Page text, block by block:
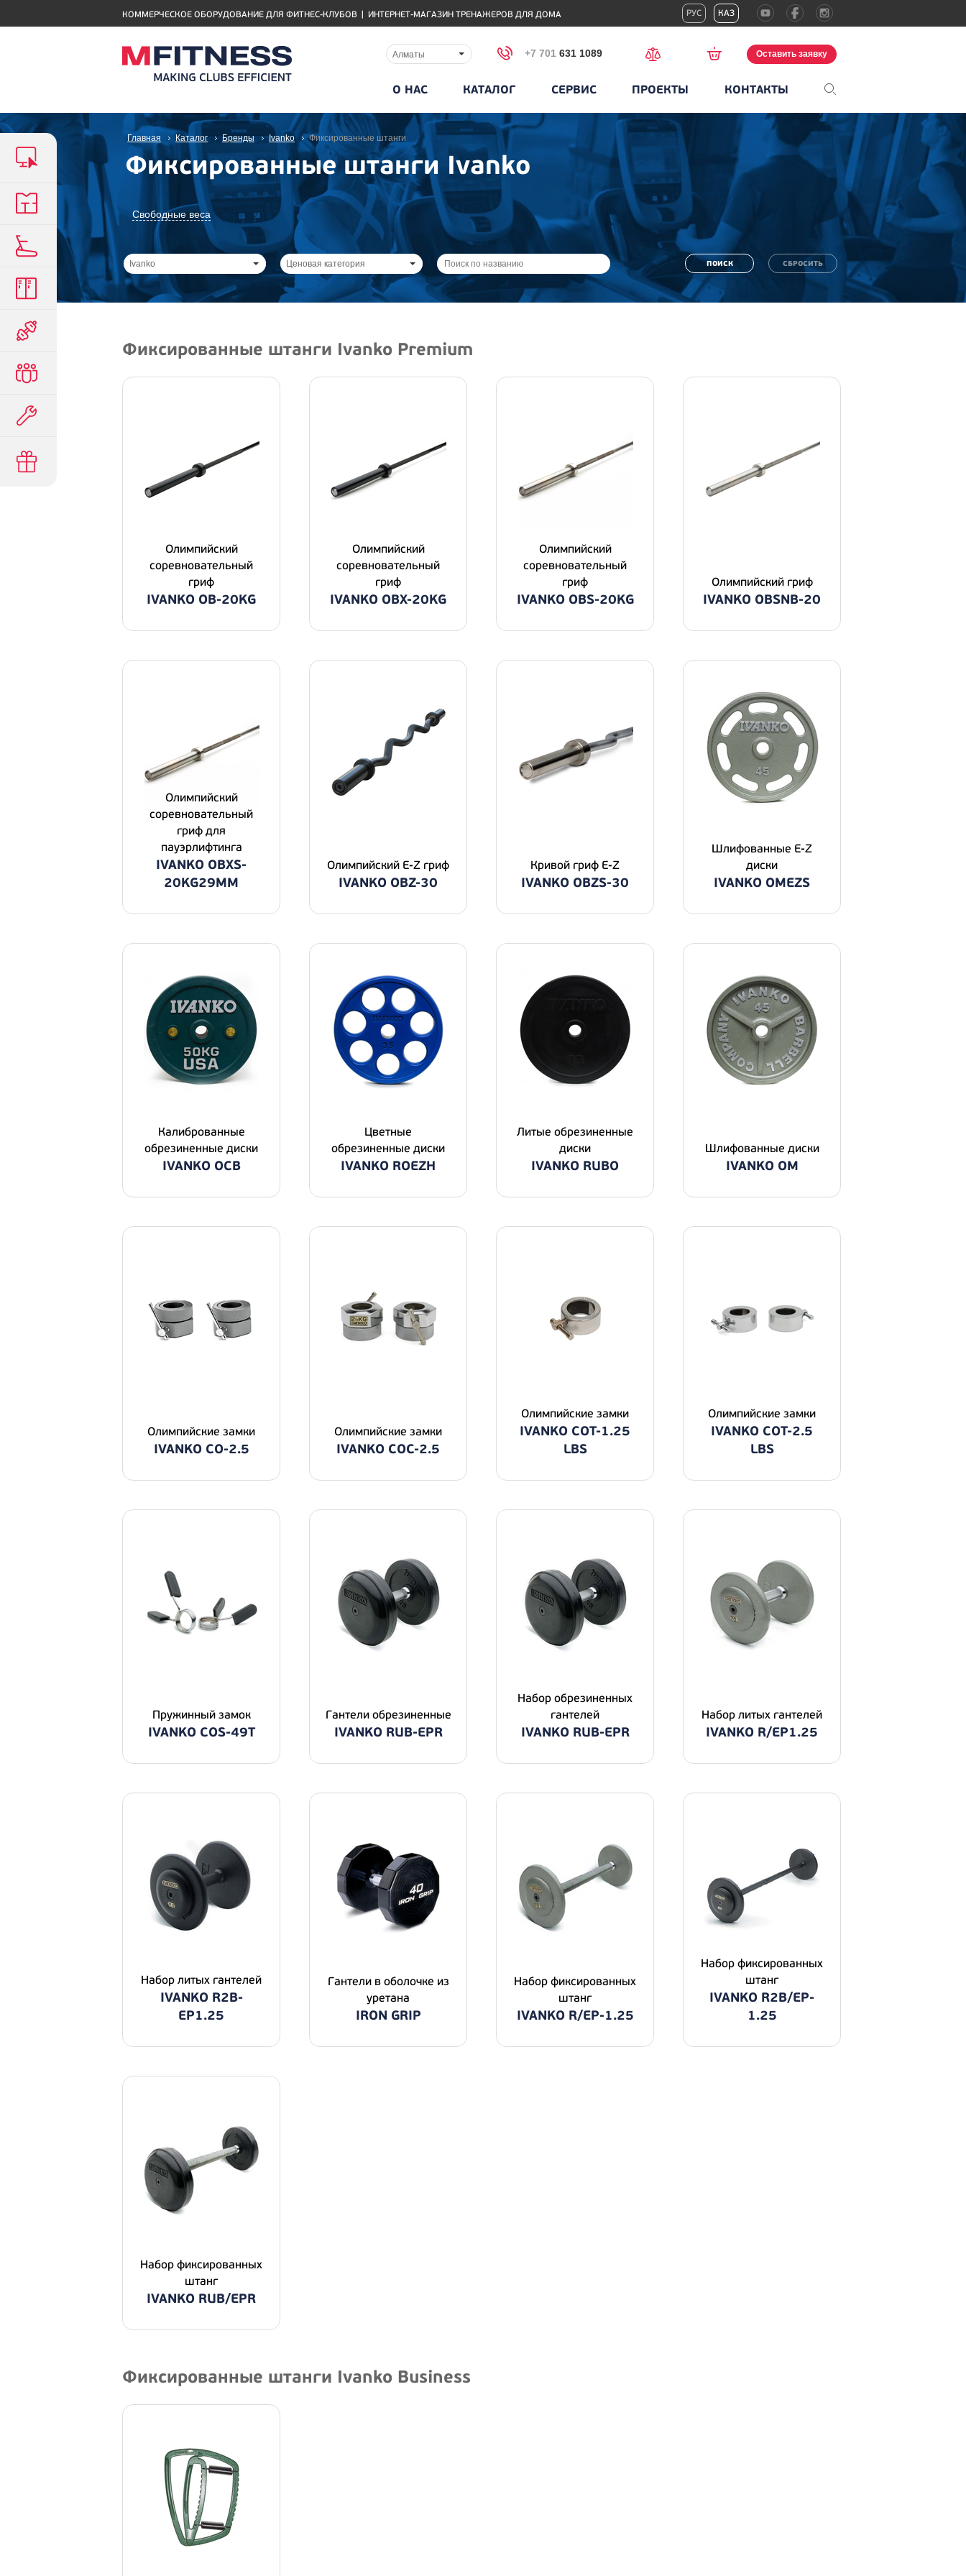
КОММЕРЧЕСКОЕ ОБОРУДОВАНИЕ ДЛЯ ФИТНЕС-КЛУБОВ ИНТЕРНЕТ-МАГАЗИН ТРЕНАЖЕРОВ ДЛЯ ДОМА РУС КАЗ
Алматы +7 701 631 1089 Оставить заявку
О НАС КАТАЛОГ СЕРВИС ПРОЕКТЫ КОНТАКТЫ
Главная Каталог Бренды Ivanko Фиксированные штанги
Фиксированные штанги Ivanko
Свободные веса
Ivanko Ценовая категория
Фиксированные штанги Ivanko Premium
Олимпийский
соревновательный
гриф
IVANKO OB-20KG
Олимпийский
соревновательный
гриф
IVANKO OBX-20KG
Олимпийский
соревновательный
гриф
IVANKO OBS-20KG
Олимпийский гриф
IVANKO OBSNB-20
Олимпийский
соревновательный
гриф для
пауэрлифтинга
IVANKO OBXS-
20KG29MM
Олимпийский E-Z гриф
IVANKO OBZ-30
Кривой гриф E-Z
IVANKO OBZS-30
Шлифованные E-Z
диски
IVANKO OMEZS
Калиброванные
обрезиненные диски
IVANKO OCB
Цветные
обрезиненные диски
IVANKO ROEZH
Литые обрезиненные
диски
IVANKO RUBO
Шлифованные диски
IVANKO OM
Олимпийские замки
IVANKO CO-2.5
Олимпийские замки
IVANKO COC-2.5
Олимпийские замки
IVANKO COT-1.25
LBS
Олимпийские замки
IVANKO COT-2.5
LBS
Пpужинный зaмoк
IVANKO COS-49T
Гантели обрезиненные
IVANKO RUB-EPR
Набор обрезиненных
гантелей
IVANKO RUB-EPR
Набор литых гантелей
IVANKO R/EP1.25
Набор литых гантелей
IVANKO R2B-
EP1.25
Гантели в оболочке из
уретана
IRON GRIP
Набор фиксированных
штанг
IVANKO R/EP-1.25
Набор фиксированных
штанг
IVANKO R2B/EP-
1.25
Набор фиксированных
штанг
IVANKO RUB/EPR
Фиксированные штанги Ivanko Business